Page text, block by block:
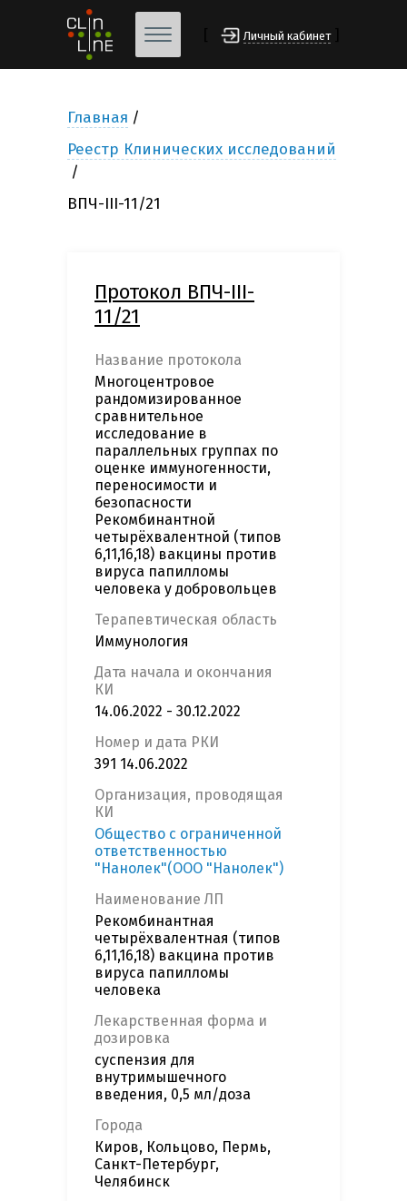
Личный кабинет
Главная
Реестр Клинических исследований
ВПЧ-III-11/21
Протокол ВПЧ-III-
11/21
Название протокола
Многоцентровое
рандомизированное
сравнительное
исследование в
параллельных группах по
оценке иммуногенности,
переносимости и
безопасности
Рекомбинантной
четырёхвалентной (типов
6,11,16,18) вакцины против
вируса папилломы
человека у добровольцев
Терапевтическая область
Иммунология
Дата начала и окончания
КИ
14.06.2022 - 30.12.2022
Номер и дата РКИ
391 14.06.2022
Организация, проводящая
КИ
Общество с ограниченной
ответственностью
"Нанолек"(ООО "Нанолек")
Наименование ЛП
Рекомбинантная
четырёхвалентная (типов
6,11,16,18) вакцина против
вируса папилломы
человека
Лекарственная форма и
дозировка
суспензия для
внутримышечного
введения, 0,5 мл/доза
Города
Киров, Кольцово, Пермь,
Санкт-Петербург,
Челябинск